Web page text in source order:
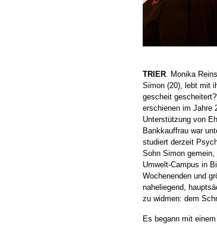
TRIER. Monika
Simon (20), lebt mit
gescheit
erschienen im Jahre
Unterstützung von
Bankkauffrau war
studiert derzeit
Sohn Simon
Umwelt-Campus in
Wochenenden und
naheliegend,
zu widmen: dem
Es begann mit